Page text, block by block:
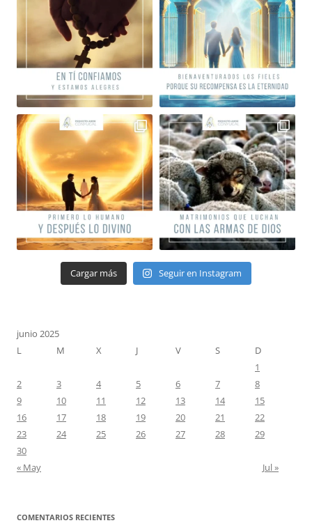
Cargar más Seguir en Instagram
junio 2025
L
M X J V S
D
1
2
3 4 5 6 7
8
9
10 11 12 13 14
15
16
17 18 19 20 21
22
23
24 25 26 27 28
29
30
« May
Jul »
COMENTARIOS RECIENTES